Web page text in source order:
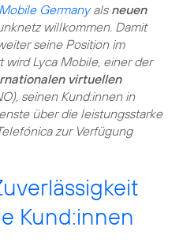
Germanyals neuen
willkommen. Damit
seine Position im
wird Lyca Mobile, einer der
virtuellen
seinen Kund:innen in
über die leistungsstarke
zur Verfügung
Kund:innen